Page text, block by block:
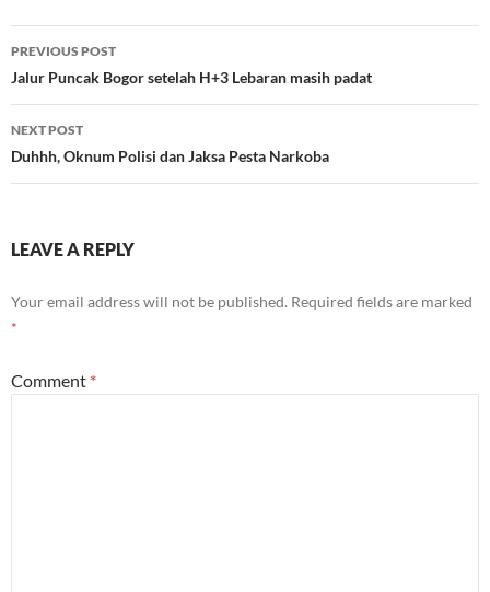
Post
navigation
PREVIOUS POST
Jalur Puncak Bogor setelah H+3 Lebaran masih padat
NEXT POST
Duhhh, Oknum Polisi dan Jaksa Pesta Narkoba
LEAVE A REPLY
Your email address will not be published. Required fields are marked
*
Comment *